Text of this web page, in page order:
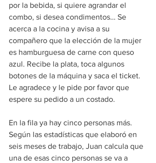
por la bebida, si quiere agrandar el
combo, si desea condimentos… Se
acerca a la cocina y avisa a su
compañero que la elección de la mujer
es hamburguesa de carne con queso
azul. Recibe la plata, toca algunos
botones de la máquina y saca el ticket.
Le agradece y le pide por favor que
espere su pedido a un costado.
En la fila ya hay cinco personas más.
Según las estadísticas que elaboró en
seis meses de trabajo, Juan calcula que
una de esas cinco personas se va a